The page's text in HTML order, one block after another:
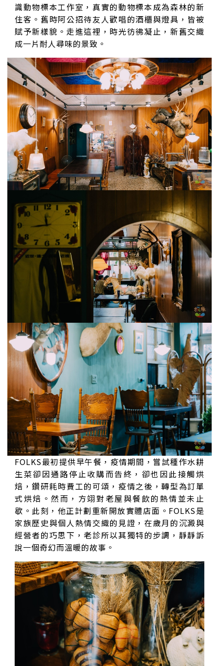
識動物標本工作室，真實的動物標本成為森林的新
住客。舊時阿公招待友人歡唱的酒櫃與燈具，皆被
賦予新樣貌。走進這裡，時光彷彿凝止，新舊交織
成一片耐人尋味的景致。
FOLKS最初提供早午餐，疫情期間，嘗試種作水耕
生菜卻因通路停止收購而告終，卻也因此接觸烘
焙，鑽研耗時費工的可頌，疫情之後，轉型為訂單
式烘焙。然而，方翊對老屋與餐飲的熱情並未止
歇。此刻，他正計劃重新開放實體店面。FOLKS是
家族歷史與個人熱情交織的見證，在歲月的沉澱與
經營者的巧思下，老診所以其獨特的步調，靜靜訴
說一個奇幻而溫暖的故事。